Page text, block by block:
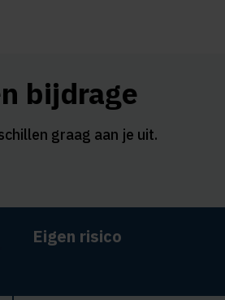
bijdrage
graag aan je uit.
Eigen risico